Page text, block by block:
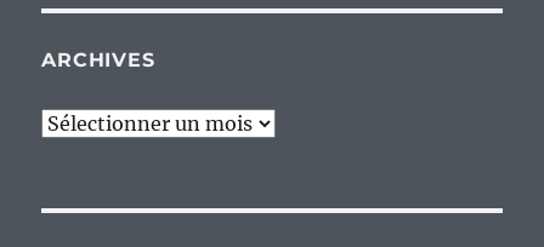
ARCHIVES
Archives